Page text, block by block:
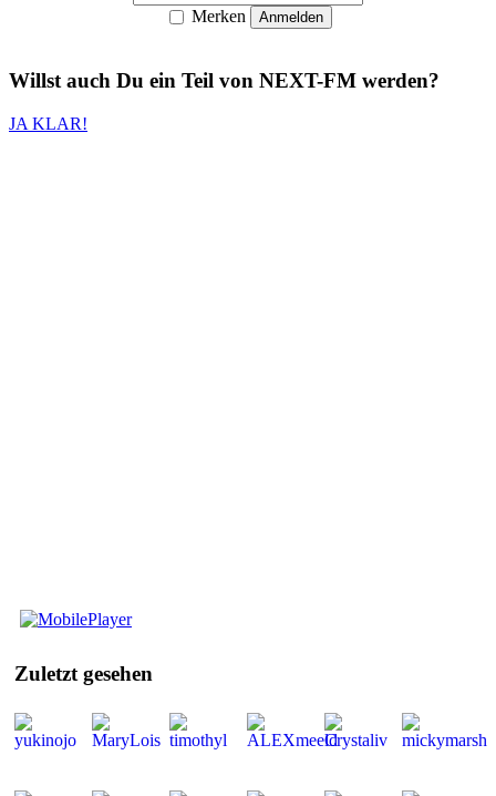
Merken
Willst auch Du ein Teil von NEXT-FM werden?
JA KLAR!
Zuletzt gesehen